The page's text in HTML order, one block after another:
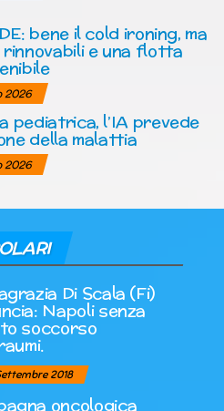
bene il cold ironing, ma
e una flotta
2026
pediatrica, l’IA prevede
della malattia
2026
Di Scala (Fi)
Napoli senza
soccorso
2018
oncologica